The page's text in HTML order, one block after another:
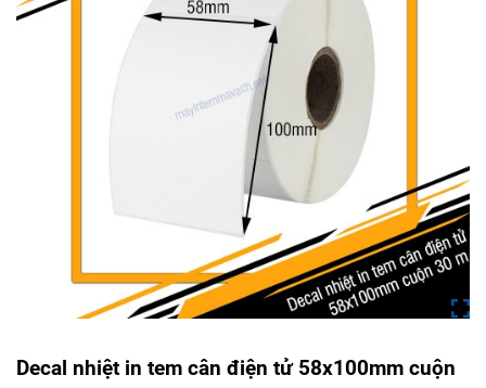
Decal nhiệt in tem cân điện tử 58x100mm cuộn